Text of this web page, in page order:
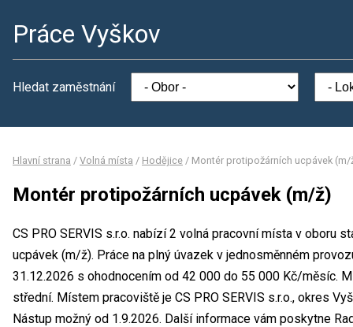
Práce Vyškov
Hledat zaměstnání
Hlavní strana / Volná místa / Hodějice / Montér protipožárních ucpávek (m/
Montér protipožárních ucpávek (m/ž)
CS PRO SERVIS s.r.o. nabízí 2 volná pracovní místa v oboru
ucpávek (m/ž). Práce na plný úvazek v jednosměnném
31.12.2026 s ohodnocením od 42 000 do 55 000 Kč/měsíc.
střední. Místem pracoviště je CS PRO SERVIS s.r.o., okres
Nástup možný od 1.9.2026. Další informace vám poskytne